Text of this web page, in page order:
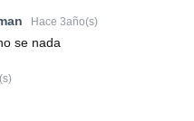
Hace 3año(s)
se nada